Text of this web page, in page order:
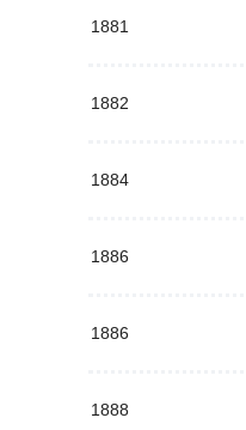
1881
1882
1884
1886
1886
1888